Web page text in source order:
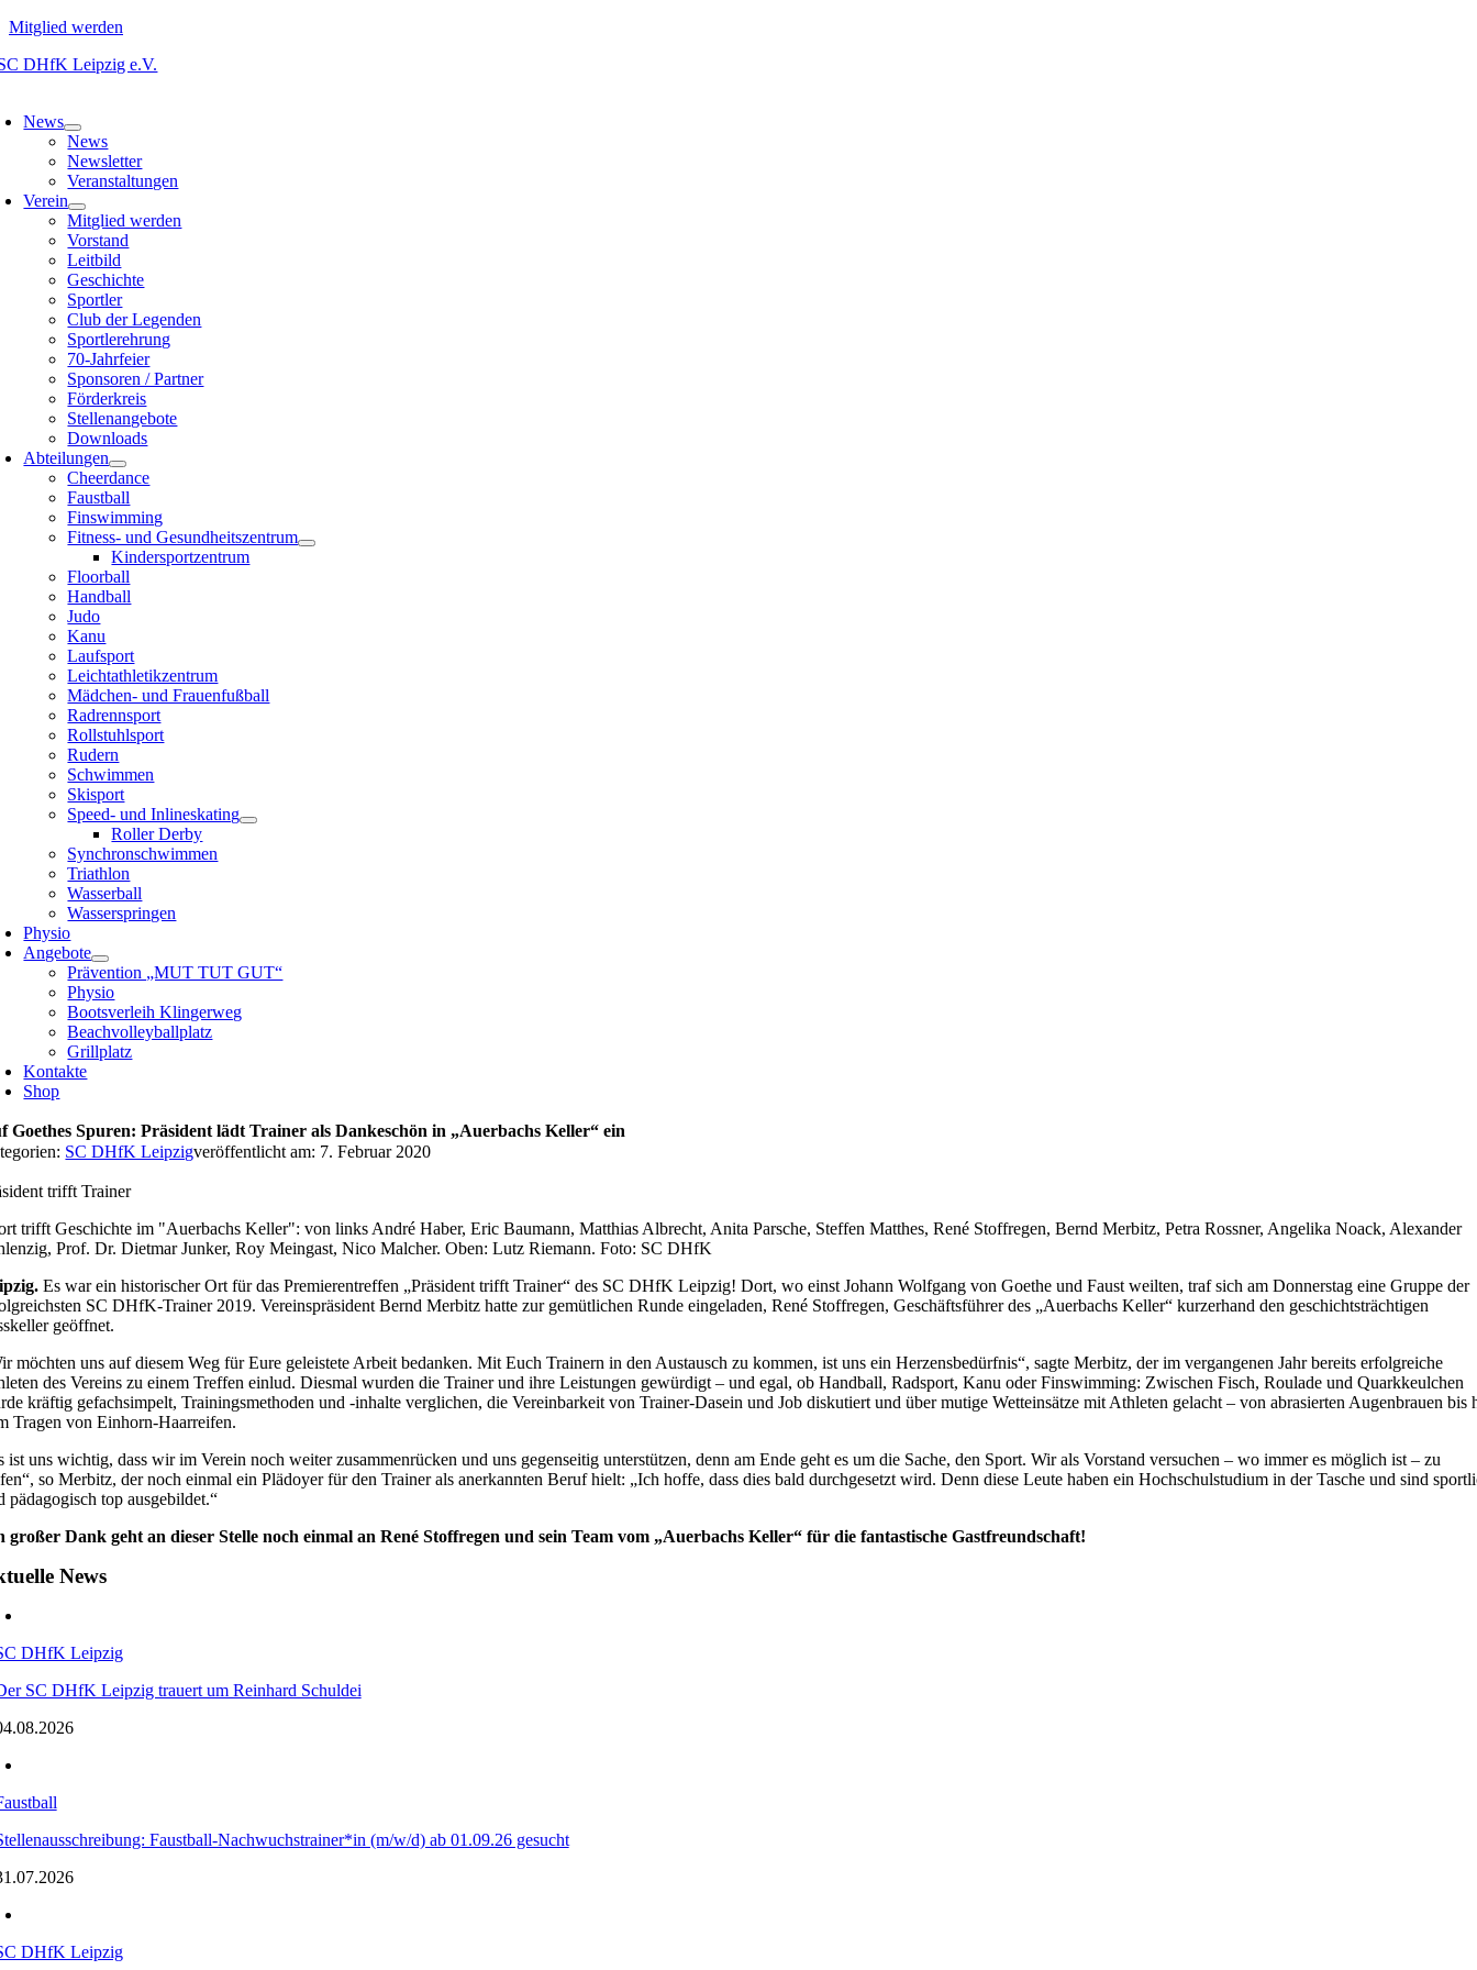
Mitglied werden
Zum
News
News
Newsletter
Veranstaltungen
Verein
Mitglied werden
Vorstand
Leitbild
Geschichte
Sportler
Club der Legenden
Sportlerehrung
70-Jahrfeier
Sponsoren / Partner
Förderkreis
Stellenangebote
Downloads
Abteilungen
Cheerdance
Faustball
Finswimming
Fitness- und Gesundheitszentrum
Kindersportzentrum
Floorball
Handball
Judo
Kanu
Laufsport
Leichtathletikzentrum
Mädchen- und Frauenfußball
Radrennsport
Rollstuhlsport
Rudern
Schwimmen
Skisport
Speed- und Inlineskating
Roller Derby
Synchronschwimmen
Triathlon
Wasserball
Wasserspringen
Physio
Angebote
Prävention „MUT TUT GUT“
Physio
Bootsverleih Klingerweg
Beachvolleyballplatz
Grillplatz
Kontakte
Shop
Goethes Spuren: Präsident lädt Trainer als Dankeschön in „Auerbachs Keller“ ein
SC DHfK Leipzigveröffentlicht am: 7. Februar 2020
trifft Trainer
trifft Geschichte im "Auerbachs Keller": von links André Haber, Eric Baumann, Matthias Albrecht, Anita Parsche, Steffen Matthes, René Stoffregen, Bernd Merbitz, Petra Rossner, Angelika Noack, Alexander
Prof. Dr. Dietmar Junker, Roy Meingast, Nico Malcher. Oben: Lutz Riemann. Foto: SC DHfK
Es war ein historischer Ort für das Premierentreffen „Präsident trifft Trainer“ des SC DHfK Leipzig! Dort, wo einst Johann Wolfgang von Goethe und Faust weilten, traf sich am Donnerstag eine Gruppe der
SC DHfK-Trainer 2019. Vereinspräsident Bernd Merbitz hatte zur gemütlichen Runde eingeladen, René Stoffregen, Geschäftsführer des „Auerbachs Keller“ kurzerhand den geschichtsträchtigen
geöffnet.
möchten uns auf diesem Weg für Eure geleistete Arbeit bedanken. Mit Euch Trainern in den Austausch zu kommen, ist uns ein Herzensbedürfnis“, sagte Merbitz, der im vergangenen Jahr bereits erfolgreiche
des Vereins zu einem Treffen einlud. Diesmal wurden die Trainer und ihre Leistungen gewürdigt – und egal, ob Handball, Radsport, Kanu oder Finswimming: Zwischen Fisch, Roulade und Quarkkeulchen
kräftig gefachsimpelt, Trainingsmethoden und -inhalte verglichen, die Vereinbarkeit von Trainer-Dasein und Job diskutiert und über mutige Wetteinsätze mit Athleten gelacht – von abrasierten Augenbrauen bis
Tragen von Einhorn-Haarreifen.
ist uns wichtig, dass wir im Verein noch weiter zusammenrücken und uns gegenseitig unterstützen, denn am Ende geht es um die Sache, den Sport. Wir als Vorstand versuchen – wo immer es möglich ist – zu
so Merbitz, der noch einmal ein Plädoyer für den Trainer als anerkannten Beruf hielt: „Ich hoffe, dass dies bald durchgesetzt wird. Denn diese Leute haben ein Hochschulstudium in der Tasche und sind
pädagogisch top ausgebildet.“
großer Dank geht an dieser Stelle noch einmal an René Stoffregen und sein Team vom „Auerbachs Keller“ für die fantastische Gastfreundschaft!
News
DHfK Leipzig
SC DHfK Leipzig trauert um Reinhard Schuldei
Faustball-Nachwuchstrainer*in (m/w/d) ab 01.09.26 gesucht
DHfK Leipzig